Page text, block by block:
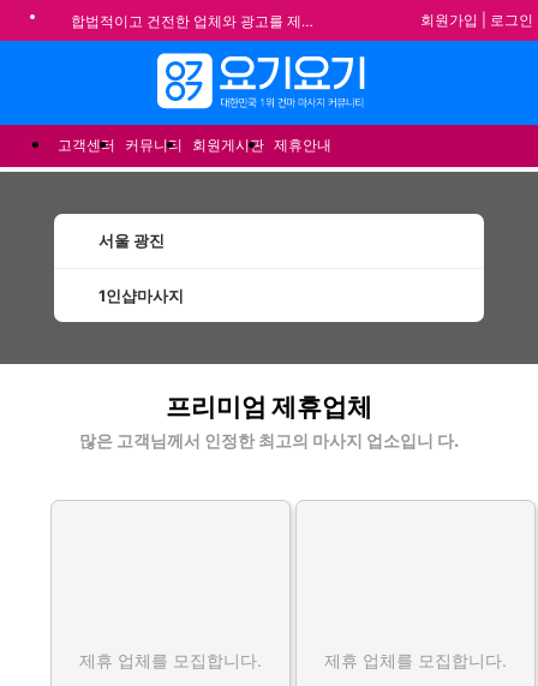
합법적이고 건전한 업체와 광고를 제휴합니다.
★요기요기 설 연휴 휴무 안내★
★ 요기요기 업체회원 안내사항 ★
불건전한 게시글은 삭제 및 회원탈퇴 됩니다.
회원가입 로그인
고객센터 커뮤니티 회원게시판 제휴안내
서울 광진
1인샵마사지
프리미엄 제휴업체
많은 고객님께서 인정한 최고의 마사지 업소입니 다.
제휴 업체를 모집합니다. 제휴 업체를 모집합니다.